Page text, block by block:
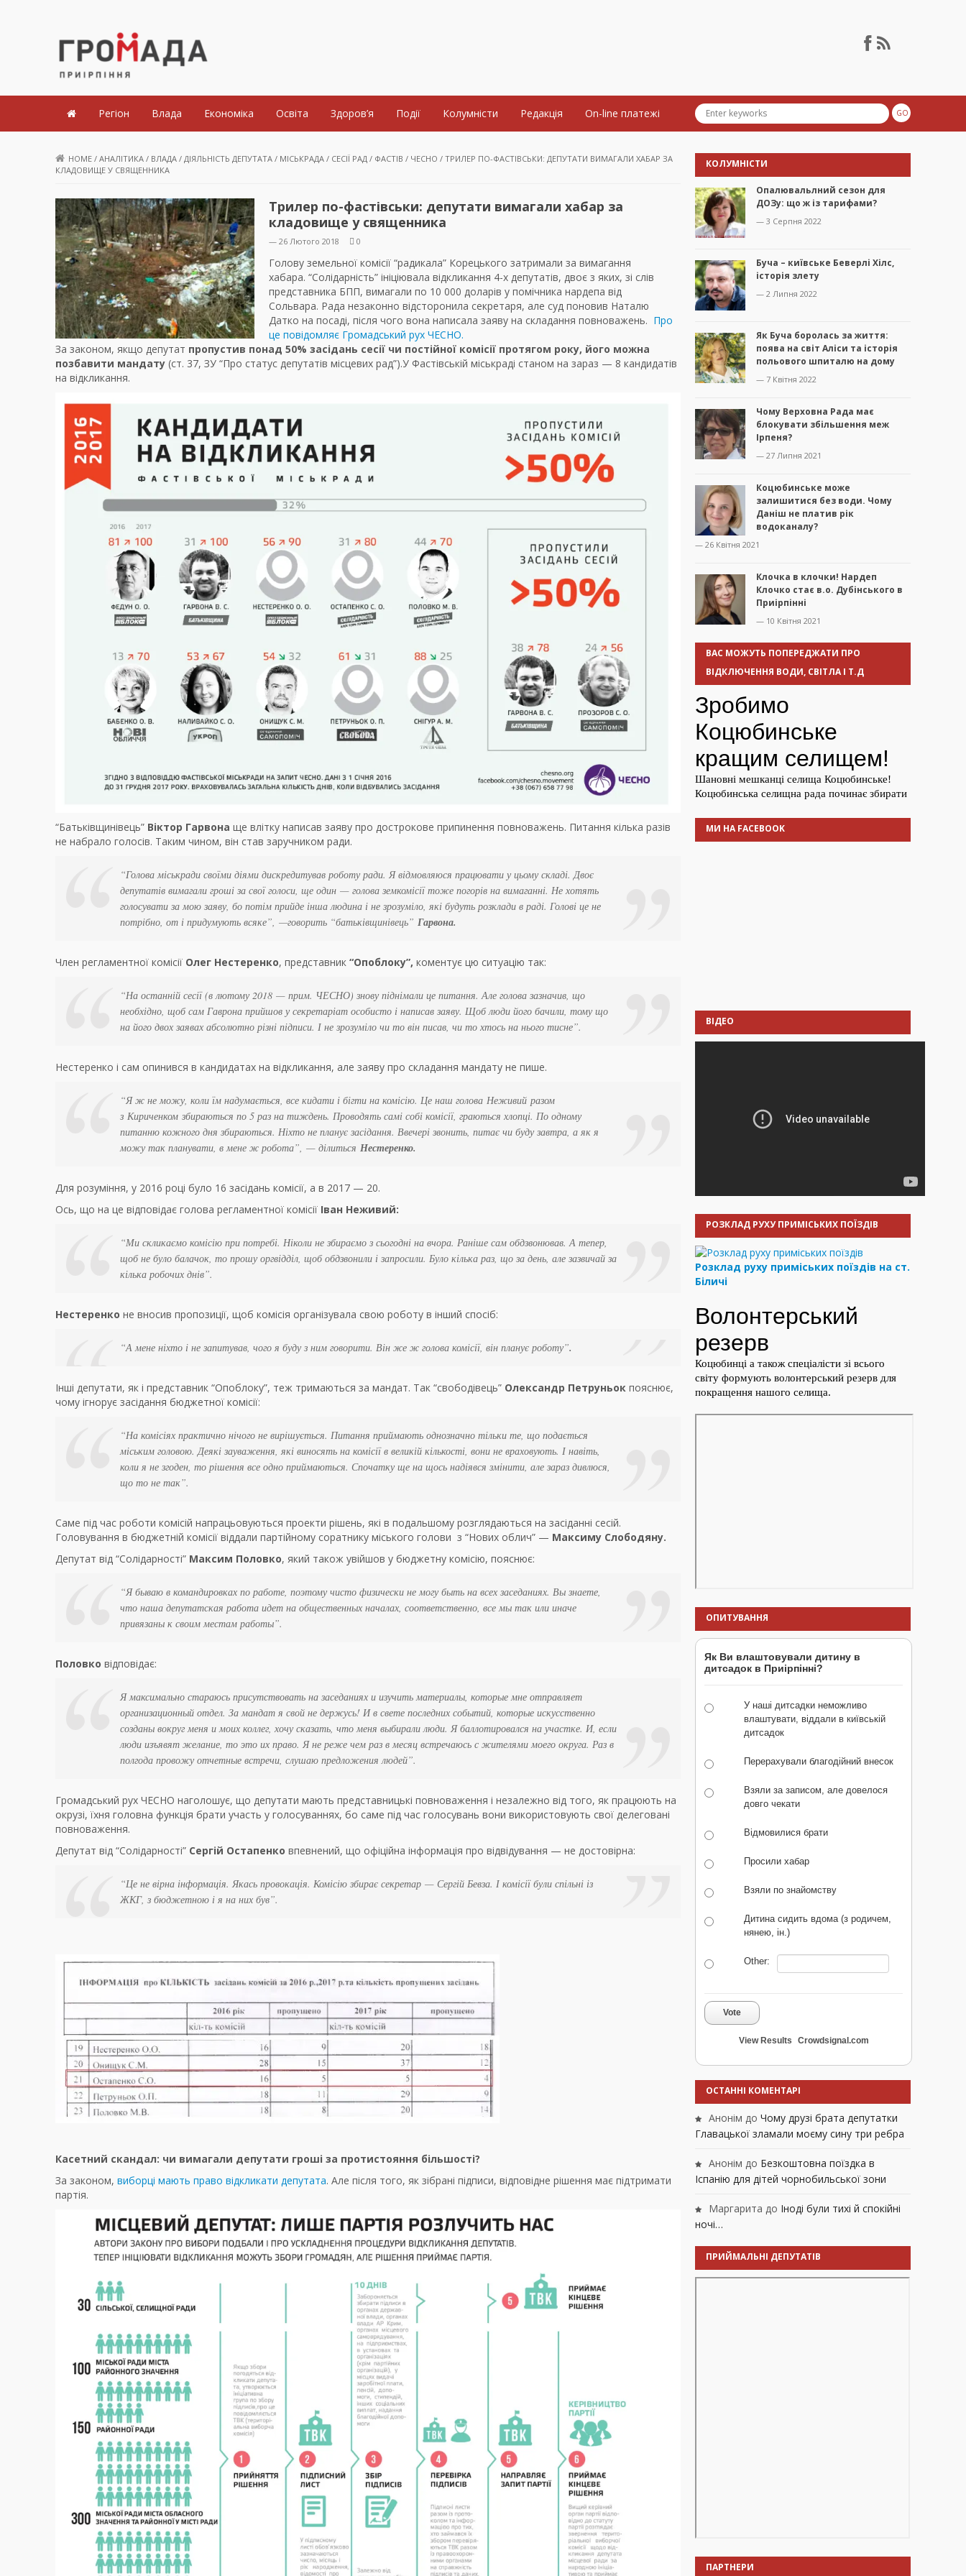
Громада Приірпіння
Регіон Влада Економіка Освіта Здоров’я Події Колумністи Редакція On-line платежі
HOME / АНАЛІТИКА / ВЛАДА / ДІЯЛЬНІСТЬ ДЕПУТАТА / МІСЬКРАДА / СЕСІЇ РАД / ФАСТІВ / ЧЕСНО / ТРИЛЕР ПО-ФАСТІВСЬКИ: ДЕПУТАТИ ВИМАГАЛИ ХАБАР ЗА
КЛАДОВИЩЕ У СВЯЩЕННИКА
Трилер по-фастівськи: депутати вимагали хабар за
кладовище у священника
— 26 Лютого 2018 0
Голову земельної комісії “радикала” Корецького затримали за вимагання
хабара. “Солідарність” ініціювала відкликання 4-х депутатів, двоє з яких, зі слів
представника БПП, вимагали по 10 000 доларів у помічника нардепа від
Сольвара. Рада незаконно відсторонила секретаря, але суд поновив Наталю
Датко на посаді, після чого вона написала заяву на складання повноважень. Про
це повідомляє Громадський рух ЧЕСНО.
За законом, якщо депутат пропустив понад 50% засідань сесії чи постійної комісії протягом року, його можна
позбавити мандату (ст. 37, ЗУ “Про статус депутатів місцевих рад”).У Фастівській міськраді станом на зараз — 8 кандидатів
на відкликання.
“Батьківщинівець” Віктор Гарвона ще влітку написав заяву про дострокове припинення повноважень. Питання кілька разів
не набрало голосів. Таким чином, він став заручником ради.
“Голова міськради своїми діями дискредитував роботу ради. Я відмовляюся працювати у цьому складі. Двоє
депутатів вимагали гроші за свої голоси, ще один —голова земкомісії тоже погорів на вимаганні. Не хотять
голосувати за мою заяву, бо потім прийде інша людина і не зрозуміло, які будуть розклади в раді. Голові це не
потрібно, от і придумують всяке”, —говорить “батьківщинівець” Гарвона.
Член регламентної комісії Олег Нестеренко, представник “Опоблоку”, коментує цю ситуацію так:
“На останній сесії (в лютому 2018 —прим. ЧЕСНО) знову піднімали це питання. Але голова зазначив, що
необхідно, щоб сам Гаврона прийшов у секретаріат особисто і написав заяву. Щоб люди його бачили, тому що
на його двох заявах абсолютно різні підписи. І не зрозуміло чи то він писав, чи то хтось на нього тисне”.
Нестеренко і сам опинився в кандидатах на відкликання, але заяву про складання мандату не пише.
“Я ж не можу, коли їм надумається, все кидати і бігти на комісію. Це наш голова Неживий разом
з Кириченком збираються по 5 раз на тиждень. Проводять самі собі комісії, граються хлопці. По одному
питанню кожного дня збираються. Ніхто не планує засідання. Ввечері звонить, питає чи буду завтра, а як я
можу так планувати, в мене ж робота”, —ділиться Нестеренко.
Для розуміння, у 2016 році було 16 засідань комісії, а в 2017 — 20.
Ось, що на це відповідає голова регламентної комісії Іван Неживий:
“Ми скликаємо комісію при потребі. Ніколи не збираємо з сьогодні на вчора. Раніше сам обдзвонював. А тепер,
щоб не було балачок, то прошу оргвідділ, щоб обдзвонили і запросили. Було кілька раз, що за день, але зазвичай за
кілька робочих днів”.
Нестеренко не вносив пропозиції, щоб комісія організувала свою роботу в інший спосіб:
“А мене ніхто і не запитував, чого я буду з ним говорити. Він же ж голова комісії, він планує роботу”.
Інші депутати, як і представник “Опоблоку”, теж тримаються за мандат. Так “свободівець” Олександр Петруньок пояснює,
чому ігнорує засідання бюджетної комісії:
“На комісіях практично нічого не вирішується. Питання приймають однозначно тільки те, що подається
міським головою. Деякі зауваження, які виносять на комісії в великій кількості, вони не враховують. І навіть,
коли я не згоден, то рішення все одно приймаються. Спочатку ще на щось надіявся змінити, але зараз дивлюся,
що то не так”.
Саме під час роботи комісій напрацьовуються проекти рішень, які в подальшому розглядаються на засіданні сесій.
Головування в бюджетній комісії віддали партійному соратнику міського голови з “Нових облич” — Максиму Слободяну.
Депутат від “Солідарності” Максим Половко, який також увійшов у бюджетну комісію, пояснює:
“Я бываю в командировках по работе, поэтому чисто физически не могу быть на всех заседаниях. Вы знаете,
что наша депутатская работа идет на общественных началах, соответственно, все мы так или иначе
привязаны к своим местам работы”.
Половко відповідає:
Я максимально стараюсь присутствовать на заседаниях и изучить материалы, которые мне отправляет
организационный отдел. За мандат я свой не держусь! И в свете последних событий, которые искусственно
созданы вокруг меня и моих коллег, хочу сказать, что меня выбирали люди. Я баллотировался на участке. И, если
люди изъявят желание, то это их право. Я не реже чем раз в месяц встречаюсь с жителями моего округа. Раз в
полгода провожу отчетные встречи, слушаю предложения людей”.
Громадський рух ЧЕСНО наголошує, що депутати мають представницькі повноваження і незалежно від того, як працюють на
окрузі, їхня головна функція брати участь у голосуваннях, бо саме під час голосувань вони використовують свої делеговані
повноваження.
Депутат від “Солідарності” Сергій Остапенко впевнений, що офіційна інформація про відвідування — не достовірна:
“Це не вірна інформація. Якась провокація. Комісію збирає секретар — Сергій Бевза. І комісії були спільні із
ЖКГ, з бюджетною і я на них був”.
Касетний скандал: чи вимагали депутати гроші за протистояння більшості?
За законом, виборці мають право відкликати депутата. Але після того, як зібрані підписи, відповідне рішення має підтримати
партія.
КОЛУМНІСТИ
Опалювальлний сезон для
ДОЗу: що ж із тарифами?
— 3 Серпня 2022
Буча – київське Беверлі Хілс,
історія злету
— 2 Липня 2022
Як Буча боролась за життя:
поява на світ Аліси та історія
польового шпиталю на дому
— 7 Квітня 2022
Чому Верховна Рада має
блокувати збільшення меж
Ірпеня?
— 27 Липня 2021
Коцюбинське може
залишитися без води. Чому
Даніш не платив рік
водоканалу?
— 26 Квітня 2021
Клочка в клочки! Нардеп
Клочко стає в.о. Дубінського в
Приірпінні
— 10 Квітня 2021
ВАС МОЖУТЬ ПОПЕРЕДЖАТИ ПРО
ВІДКЛЮЧЕННЯ ВОДИ, СВІТЛА І Т.Д
МИ НА FACEBOOK
ВІДЕО
РОЗКЛАД РУХУ ПРИМІСЬКИХ ПОЇЗДІВ
Розклад руху приміських поїздів на ст.
Біличі
ОПИТУВАННЯ
Як Ви влаштовували дитину в
дитсадок в Приірпінні?
У наші дитсадки неможливо
влаштувати, віддали в київській
дитсадок
Перерахували благодійний внесок
Взяли за записом, але довелося
довго чекати
Відмовилися брати
Просили хабар
Взяли по знайомству
Дитина сидить вдома (з родичем,
нянею, ін.)
Other:
Vote
View Results Crowdsignal.com
ОСТАННІ КОМЕНТАРІ
Анонім до Чому друзі брата депутатки
Главацької зламали моєму сину три ребра
Анонім до Безкоштовна поїздка в
Іспанію для дітей чорнобильської зони
Маргарита до Іноді були тихі й спокійні
ночі…
ПРИЙМАЛЬНІ ДЕПУТАТІВ
ПАРТНЕРИ